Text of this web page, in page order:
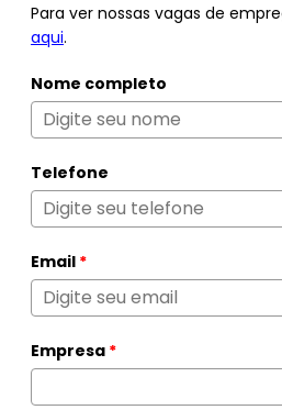
Para ver nossas vagas de
aqui.
Nome completo
Telefone
Email *
Empresa *